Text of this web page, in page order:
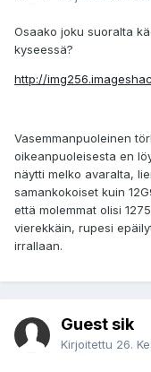
Osaako joku suoralta
kyseessä?
http://
Vasemmanpuoleinen
oikeanpuoleisesta en
näytti melko avaralta,
samankokoiset kuin
että molemmat olisi
vierekkäin, rupesi
irrallaan.
Guest sik
Kirjoitettu 26.